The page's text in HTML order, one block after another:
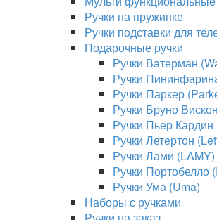
Ручки на пружинке
Ручки подставки для
Подарочные ручки
Ручки Ватерман
Ручки
Ручки Паркер
Ручки Бруно
Ручки Пьер
Ручки Летертон
Ручки Лами (LAMY)
Ручки Портобелло
Ручки Ума (Uma)
Наборы с ручками